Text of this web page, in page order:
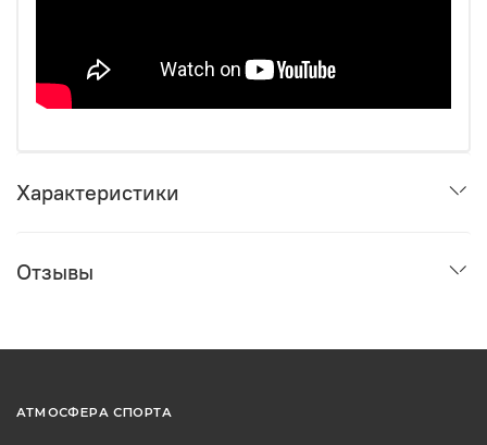
Характеристики
Отзывы
АТМОСФЕРА СПОРТА